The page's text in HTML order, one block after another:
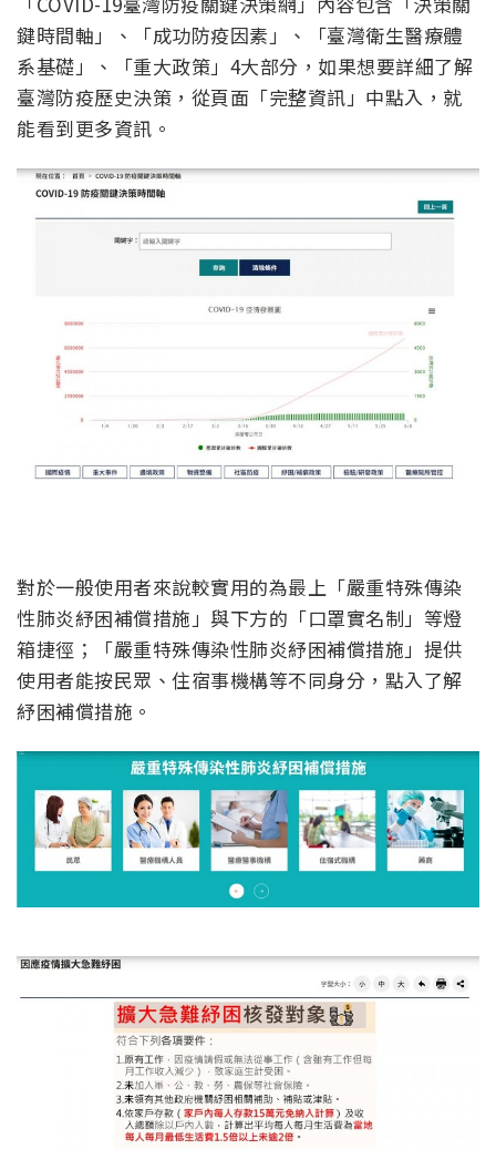
鍵時間軸」、「成功防疫因素」、「臺灣衛生醫療體
系基礎」、「重大政策」4大部分，如果想要詳細了解
臺灣防疫歷史決策，從頁面「完整資訊」中點入，就
能看到更多資訊。
對於一般使用者來說較實用的為最上「嚴重特殊傳染
性肺炎紓困補償措施」與下方的「口罩實名制」等燈
箱捷徑；「嚴重特殊傳染性肺炎紓困補償措施」提供
使用者能按民眾、住宿事機構等不同身分，點入了解
紓困補償措施。